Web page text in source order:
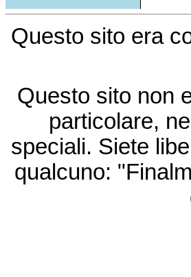
Questo sito era
Questo sito non
particolare,
speciali. Siete
qualcuno: